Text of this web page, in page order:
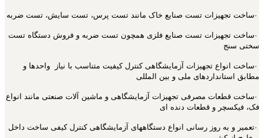
·ساخت تجهیزات تست صنایع خاک مانند تست پرس، تست سایش، تست ضربه
·ساخت تجهیزات تست صنایع فلزی همچون تست ضربه و فروش دستگاه تست
سختی سنج
·ساخت انواع تجهیزات آزمایشگاهی کنترل کیفیت متناسب با نیاز واحدها و
مطابق استانداردهای ملی و بین المللی
·ساخت قطعات مصرفی تجهیزات آزمایشگاهی و ماشین آلات صنعتی مانند انواع
فک، فیکسچر و قطعات دنده ای
·تعمیر و به روز رسانی انواع دستگاههای آزمایشگاهی کنترل کیفی ساخت داخل